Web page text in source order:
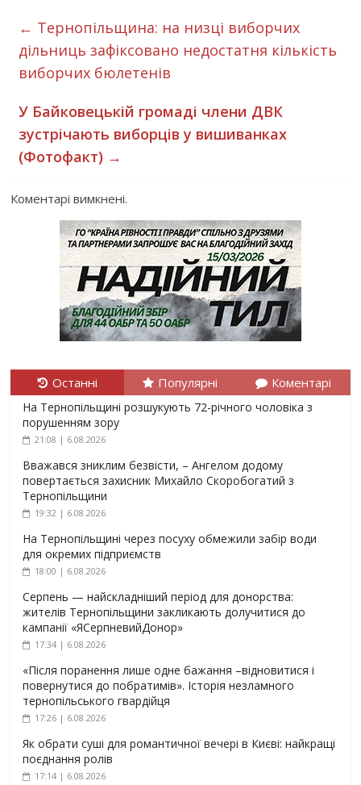
← Тернопільщина: на низці виборчих
дільниць зафіксовано недостатня кількість
виборчих бюлетенів
У Байковецькій громаді члени ДВК
зустрічають виборців у вишиванках
(Фотофакт) →
Коментарі вимкнені.
Останні Популярні Коментарі
На Тернопільщині розшукують 72-річного чоловіка з
порушенням зору
21:08 | 6.08.2026
Вважався зниклим безвісти, – Ангелом додому
повертається захисник Михайло Скоробогатий з
Тернопільщини
19:32 | 6.08.2026
На Тернопільщині через посуху обмежили забір води
для окремих підприємств
18:00 | 6.08.2026
Серпень — найскладніший період для донорства:
жителів Тернопільщини закликають долучитися до
кампанії «ЯСерпневийДонор»
17:34 | 6.08.2026
«Після поранення лише одне бажання –відновитися і
повернутися до побратимів». Історія незламного
тернопільського гвардійця
17:26 | 6.08.2026
Як обрати суші для романтичної вечері в Києві: найкращі
поєднання ролів
17:14 | 6.08.2026